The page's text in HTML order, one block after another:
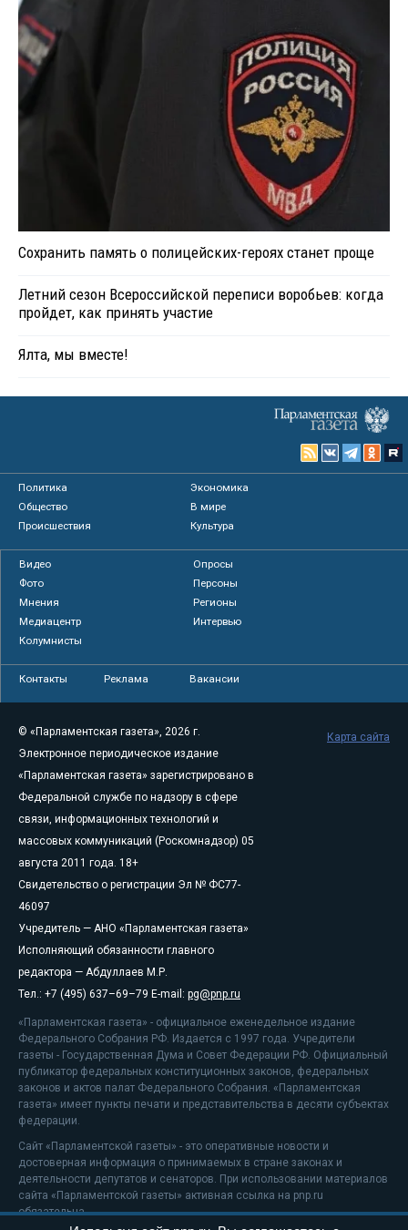
Сохранить память о полицейских-героях станет проще
Летний сезон Всероссийской переписи воробьев: когда
пройдет, как принять участие
Ялта, мы вместе!
Политика
Экономика
Общество
В мире
Происшествия
Культура
Видео
Опросы
Фото
Персоны
Мнения
Регионы
Медиацентр
Интервью
Колумнисты
Контакты Реклама Вакансии
© «Парламентская газета», 2026 г.
Электронное периодическое издание
«Парламентская газета» зарегистрировано в
Федеральной службе по надзору в сфере
связи, информационных технологий и
массовых коммуникаций (Роскомнадзор) 05
августа 2011 года. 18+
Свидетельство о регистрации Эл № ФС77-
46097
Учредитель — АНО «Парламентская газета»
Исполняющий обязанности главного
редактора — Абдуллаев М.Р.
Тел.: +7 (495) 637–69–79 E-mail: pg@pnp.ru
«Парламентская газета» - официальное еженедельное издание
Федерального Собрания РФ. Издается с 1997 года. Учредители
газеты - Государственная Дума и Совет Федерации РФ. Официальный
публикатор федеральных конституционных законов, федеральных
законов и актов палат Федерального Собрания. «Парламентская
газета» имеет пункты печати и представительства в десяти субъектах
федерации.
Сайт «Парламентской газеты» - это оперативные новости и
достоверная информация о принимаемых в стране законах и
деятельности депутатов и сенаторов. При использовании материалов
сайта «Парламентской газеты» активная ссылка на pnp.ru
обязательна.
Карта сайта